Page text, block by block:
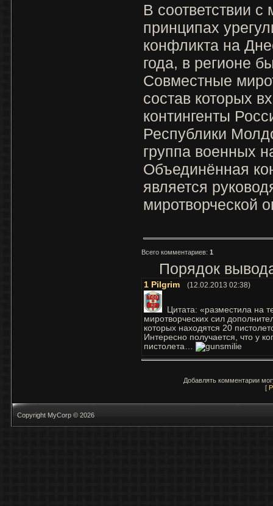
В соответствии
принципах
конфликта на
года, в регионе
Совместные
состав которых
контингенты
Республики
группа военных
Объединённая
является
миротворческой
Всего комментариев: 1
Порядок
1 Pilgrim (12.02.2013 02:38)
Цитата: «разместила на
миротворческих сил
которых находятся 20
Интересно получается, что у
пистолета…
Добавлять комментарии
[
Copyright MyCorp © 2026